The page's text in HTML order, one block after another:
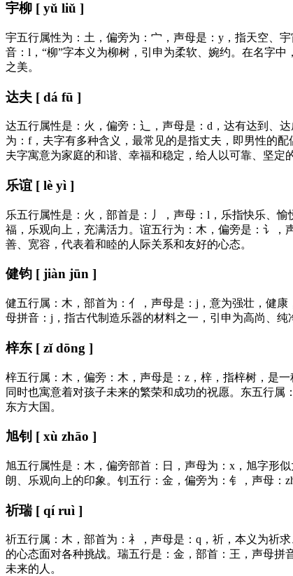
宇柳 [ yǔ liǔ ]
宇五行属性为：土，偏旁为：宀，声母是：y，指天空、
音：l，“柳”字本义为柳树，引申为柔软、婉约。在名字
之美。
达夫 [ dá fū ]
达五行属性是：火，偏旁：辶，声母是：d，达有达到、
为：f，夫字有多种含义，最常见的是指丈夫，即男性的
夫字寓意为家庭的和谐、幸福和稳定，给人以可靠、坚定
乐谊 [ lè yì ]
乐五行属性是：火，部首是：丿，声母：l，乐指快乐、
福，乐观向上，充满活力。谊五行为：木，偏旁是：讠
善、宽容，代表着和睦的人际关系和友好的心态。
健钧 [ jiàn jūn ]
健五行属：木，部首为：亻，声母是：j，意为强壮，健
母拼音：j，指古代制造乐器的材料之一，引申为高尚、
梓东 [ zǐ dōng ]
梓五行属：木，偏旁：木，声母是：z，梓，指梓树，是
同时也寓意着对孩子未来的繁荣和成功的祝愿。东五行属
东方大国。
旭钊 [ xù zhāo ]
旭五行属性是：木，偏旁部首：日，声母为：x，旭字形
朗、乐观向上的印象。钊五行：金，偏旁为：钅，声母：
祈瑞 [ qí ruì ]
祈五行属：木，部首为：礻，声母是：q，祈，本义为祈
的心态面对各种挑战。瑞五行是：金，部首：王，声母
未来的人。